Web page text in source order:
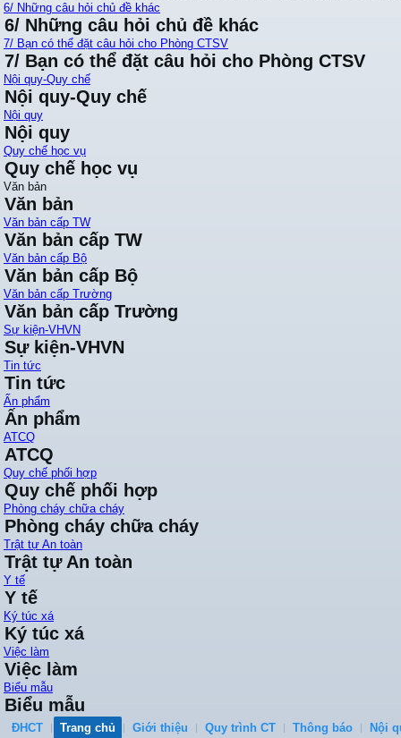
6/ Những câu hỏi chủ đề khác
6/ Những câu hỏi chủ đề khác
7/ Bạn có thể đặt câu hỏi cho Phòng CTSV
7/ Bạn có thể đặt câu hỏi cho Phòng CTSV
Nội quy-Quy chế
Nội quy-Quy chế
Nội quy
Nội quy
Quy chế học vụ
Quy chế học vụ
Văn bản
Văn bản
Văn bản cấp TW
Văn bản cấp TW
Văn bản cấp Bộ
Văn bản cấp Bộ
Văn bản cấp Trường
Văn bản cấp Trường
Sự kiện-VHVN
Sự kiện-VHVN
Tin tức
Tin tức
Ấn phẩm
Ấn phẩm
ATCQ
ATCQ
Quy chế phối hợp
Quy chế phối hợp
Phòng cháy chữa cháy
Phòng cháy chữa cháy
Trật tự An toàn
Trật tự An toàn
Y tế
Y tế
Ký túc xá
Ký túc xá
Việc làm
Việc làm
Biểu mẫu
Biểu mẫu
ĐHCT Trang chủ Giới thiệu Quy trình CT Thông báo Nội